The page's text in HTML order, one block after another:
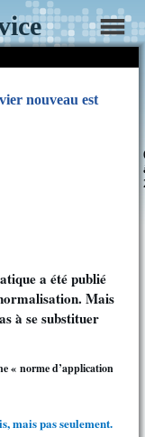
nouveau est
a été publié
Mais
à se substituer
« norme d’application
mais pas seulement.